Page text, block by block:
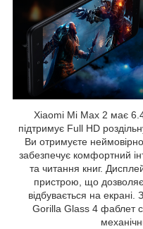
Xiaomi Mi Max 2 має
підтримує Full HD
Ви отримуєте
забезпечує комфортний
та читання книг.
пристрою, що
відбувається на
Gorilla Glass 4 фаблет